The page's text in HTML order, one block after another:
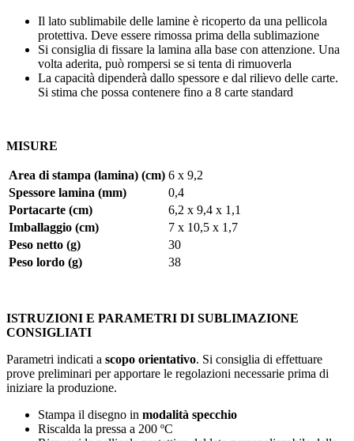
Il lato sublimabile delle lamine è ricoperto da una pellicola
protettiva. Deve essere rimossa prima della sublimazione
Si consiglia di fissare la lamina alla base con attenzione. Una
volta aderita, può rompersi se si tenta di rimuoverla
La capacità dipenderà dallo spessore e dal rilievo delle carte.
Si stima che possa contenere fino a 8 carte standard
MISURE
Area di stampa (lamina) (cm) 6 x 9,2
Spessore lamina (mm)
0,4
Portacarte (cm)
6,2 x 9,4 x 1,1
Imballaggio (cm)
7 x 10,5 x 1,7
Peso netto (g)
30
Peso lordo (g)
38
ISTRUZIONI E PARAMETRI DI SUBLIMAZIONE
CONSIGLIATI
Parametri indicati a scopo orientativo. Si consiglia di effettuare
prove preliminari per apportare le regolazioni necessarie prima di
iniziare la produzione.
Stampa il disegno in modalità specchio
Riscalda la pressa a 200 ºC